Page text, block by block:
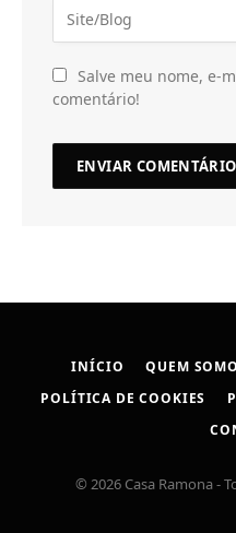
Salve meu nome, e-
comentário!
INÍCIO QUEM
POLÍTICA DE COOKIES
© 2026 Casa Ramona -